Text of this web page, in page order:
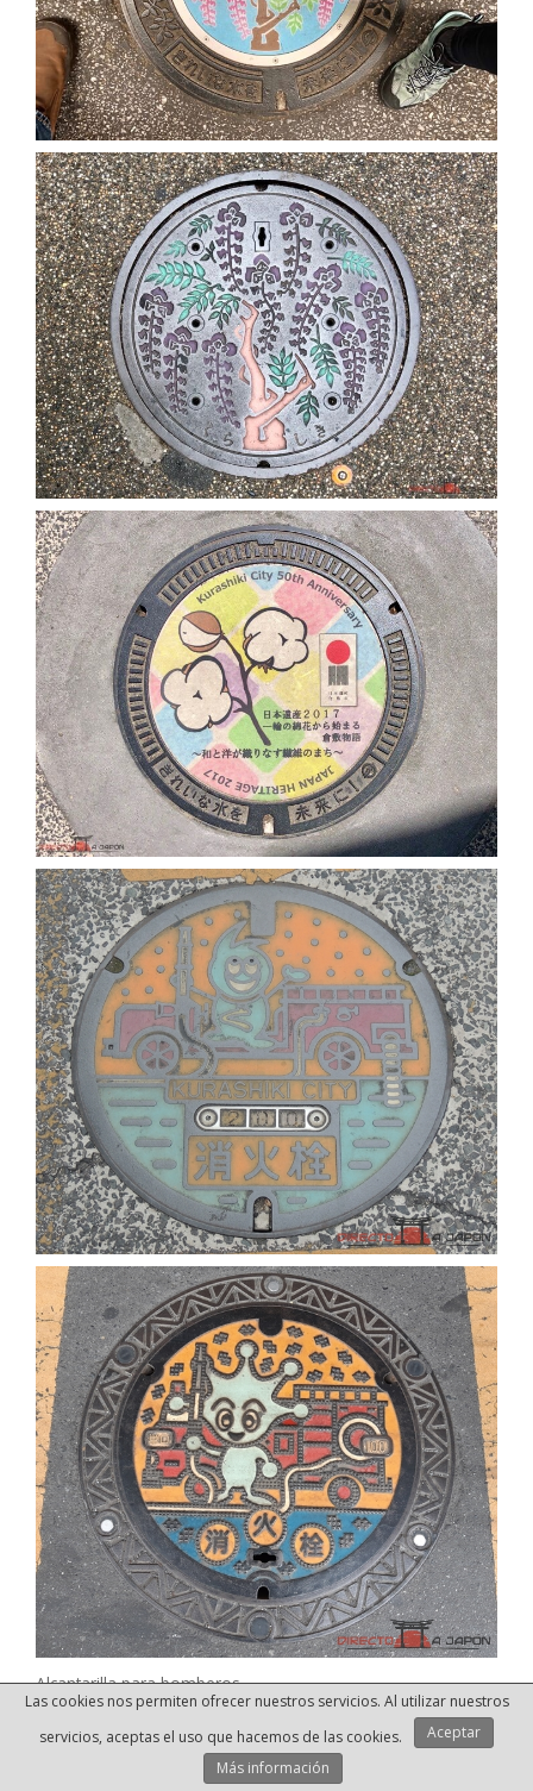
Alcantarilla para bomberos
Kurihama
Las cookies nos permiten ofrecer nuestros servicios. Al utilizar nuestros
servicios, aceptas el uso que hacemos de las cookies.
Aceptar
Más información